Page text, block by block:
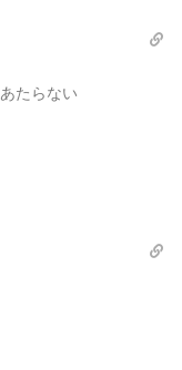
たらない